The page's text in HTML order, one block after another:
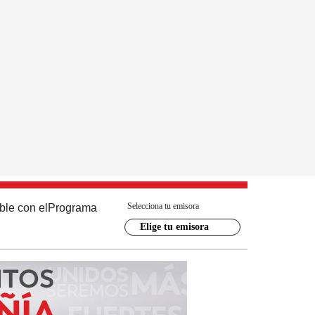
con el Programa Selecciona tu emisora
Elige tu emisora